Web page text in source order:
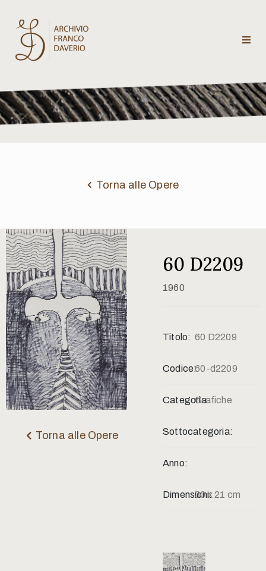
Archivio
Franco
Daverio
critici
Contatti
Torna alle Opere
Torna alle Opere
60 D2209
1960
Titolo: 60 D2209
Codice:60-d2209
Categoria:Grafiche
Sottocategoria:
Anno:
Dimensioni:30 x 21 cm